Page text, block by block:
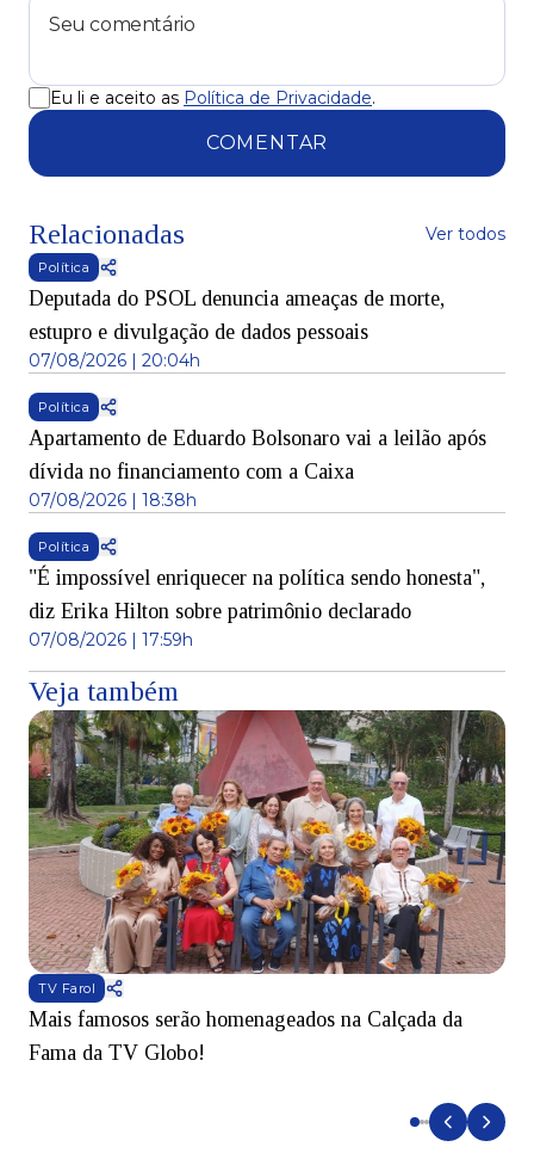
Eu li e aceito as Política de Privacidade.
COMENTAR
Relacionadas Ver todos
Política
Deputada do PSOL denuncia ameaças de morte,
estupro e divulgação de dados pessoais
07/08/2026 | 20:04h
Política
Apartamento de Eduardo Bolsonaro vai a leilão após
dívida no financiamento com a Caixa
07/08/2026 | 18:38h
Política
"É impossível enriquecer na política sendo honesta",
diz Erika Hilton sobre patrimônio declarado
07/08/2026 | 17:59h
Veja também
TV Farol
Mais famosos serão homenageados na Calçada da
Fama da TV Globo!